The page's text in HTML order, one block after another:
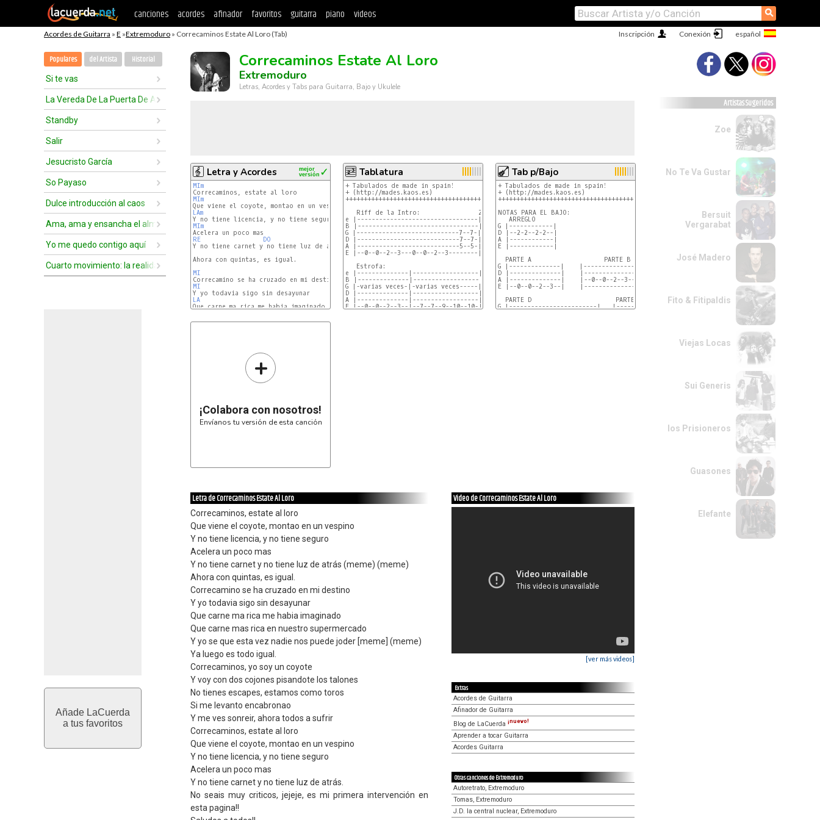
canciones acordes afinador favoritos guitarra piano videos ⚲
Acordes de Guitarra » E »Extremoduro » Correcaminos Estate Al Loro (Tab) Conexión
Inscripción
Populares del Artista Historial
Si te vas
La Vereda De La Puerta De Atrás
Standby
Salir
Jesucristo García
So Payaso
Dulce introducción al caos
Ama, ama y ensancha el alma
Yo me quedo contigo aquí
Cuarto movimiento: la realidad
Añade LaCuerda
a tus favoritos
Correcaminos Estate Al Loro
Extremoduro
Letras, Acordes y Tabs para Guitarra, Bajo y Ukulele
Letra y Acordes ✓
mejor
versión
MIm
MIm
LAm
MIm
RE
DO SI-SI SI-SI
Y no tiene carnet y no tiene luz de atrás (meme) (meme)
Ahora con quintas, es igual.
MI
MI
LA
Tablatura
+ Tabulados de made in spain!                   +
+ (http://mades.kaos.es)                        +
+++++++++++++++++++++++++++++++++++++++++++++++++
   Riff de la Intro:                2 veces
e |---------------------------------|
B |---------------------------------| Este riff es usado varias veces entre
G |----------------------------7--7-| la parte lenta y la parte r pida.
D |----------------------------7--7-|
A |----------------------------5--5-|
E |--0--0--2--3---0--0--2--3--------|
   Estrofa:                          1.    2. final
e |--------------|------------------|-----|-------------------------------|
B |--------------|------------------|-----|-------------------------------|
G |-varias veces-|-varias veces-----|-----|--9-9-7-7-----------------7-7--|
D |--------------|------------------|--9--|--9-9-7-7-----------------7-7--|
A |--------------|------------------|--9--|--7-7-5-5-----------------5-5--|
E |--0--0--2--3--|--7--7--9--10--10-|--7--|----------0
Tab p/Bajo
+ Tabulados de made in spain!                   +
+ (http://mades.kaos.es)                        +
+++++++++++++++++++++++++++++++++++++++++++++++++
NOTAS PARA EL BAJO:
   ARREGLO
G |------------|
D |--2-2--2-2--|
A |------------|
E |------------|
  PARTE A		     PARTE B        *                 PARTE C
G |--------------|    |--------------|-----------|     |--------------|
D |--------------|    |--------------|-----------|     |--------------|
A |--------------|    |--0--0--2--3--|--0-3-0-3--|     |--5--5--3--3--|
E |--0--0--2--3--|    |--------------|-----------|     |--------------|
  PARTE D                       PARTE E
G |------------------------|   |--------------------------|-----------|
D |------------------------|   |--------------------------|-----------|
A |------------------------|   |--0--0--7--7--6--6--5--3--|--0-3-0-3--|
E |-0--0--7--7--6--6--5--3-|   |--------------------------|-----------|
+
¡Colabora con nosotros!
Envíanos tu versión de esta canción
Letra de Correcaminos Estate Al Loro
Correcaminos, estate al loro
Que viene el coyote, montao en un vespino
Y no tiene licencia, y no tiene seguro
Acelera un poco mas
Y no tiene carnet y no tiene luz de atrás (meme) (meme)
Ahora con quintas, es igual.
Correcamino se ha cruzado en mi destino
Y yo todavia sigo sin desayunar
Que carne ma rica me habia imaginado
Que carne mas rica en nuestro supermercado
Y yo se que esta vez nadie nos puede joder [meme] (meme)
Ya luego es todo igual.
Correcaminos, yo soy un coyote
Y voy con dos cojones pisandote los talones
No tienes escapes, estamos como toros
Si me levanto encabronao
Y me ves sonreir, ahora todos a sufrir
Correcaminos, estate al loro
Que viene el coyote, montao en un vespino
Y no tiene licencia, y no tiene seguro
Acelera un poco mas
Y no tiene carnet y no tiene luz de atrás.
No seais muy criticos, jejeje, es mi primera intervención en
esta pagina!!
Video de Correcaminos Estate Al Loro
[ver más videos]
Extras
Acordes de Guitarra
Afinador de Guitarra
Blog de LaCuerda ¡nuevo!
Aprender a tocar Guitarra
Acordes Guitarra
Otras canciones de Extremoduro
Autoretrato, Extremoduro
Tomas, Extremoduro
J.D. la central nuclear, Extremoduro
Artistas Sugeridos
Zoe
No Te Va Gustar
Bersuit
Vergarabat
José Madero
Fito & Fitipaldis
Viejas Locas
Sui Generis
los Prisioneros
Guasones
Elefante